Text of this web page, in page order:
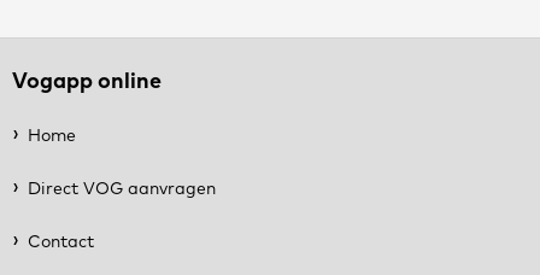
Footer
Vogapp online
Home
Direct VOG aanvragen
Contact